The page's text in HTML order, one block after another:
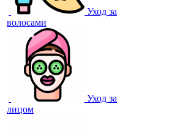
Уход за
волосами
Уход за
лицом